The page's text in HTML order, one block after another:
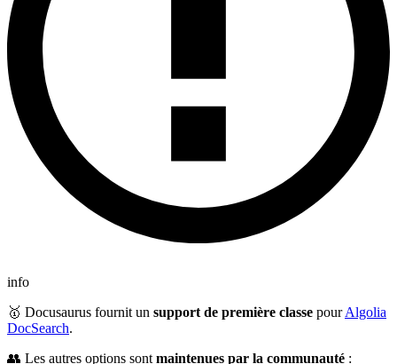
info
🥇 Docusaurus fournit un support de première classe pourAlgolia
DocSearch.
👥 Les autres options sont maintenues par la communauté :